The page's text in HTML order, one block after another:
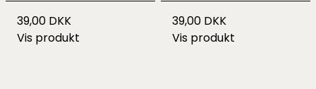
39,00 DKK
Vis produkt
39,00 DKK
Vis produkt